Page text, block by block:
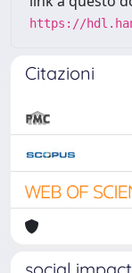
https://
Citazioni